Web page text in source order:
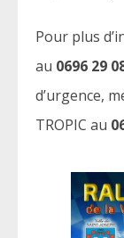
Pour plus
au 0696 29
d’urgence,
TROPIC au